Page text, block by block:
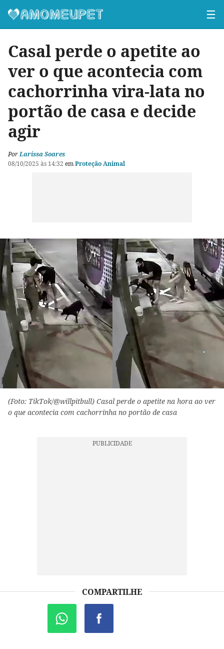
☰
Casal perde o apetite ao
ver o que acontecia com
cachorrinha vira-lata no
portão de casa e decide
agir
PorLarissa Soares
08/10/2025 às 14:32 emProteção Animal
(Foto: TikTok/@willpitbull) Casal perde o apetite na hora ao ver
o que acontecia com cachorrinha no portão de casa
COMPARTILHE